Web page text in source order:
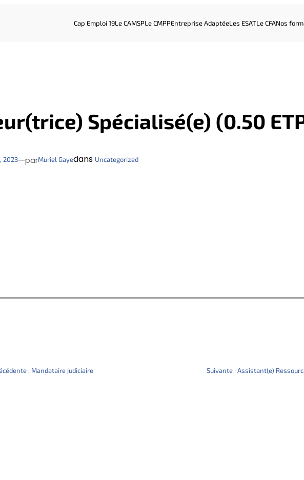
Cap Emploi 19Le CAMSPLe CMPPEntreprise AdaptéeLes ESATLe CFANos
Spécialisé(e) (0.50
2023—parMuriel Gayedans Uncategorized
: Mandataire judiciaire Suivante : Assistant(e)